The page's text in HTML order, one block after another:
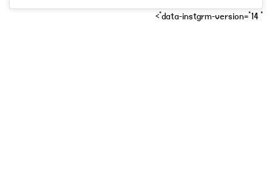
" data-instgrm-version="14">